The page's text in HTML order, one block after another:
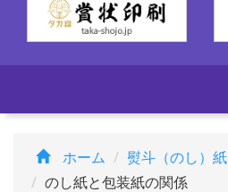
ホーム
熨斗（のし）紙
のし紙と包装紙の関係